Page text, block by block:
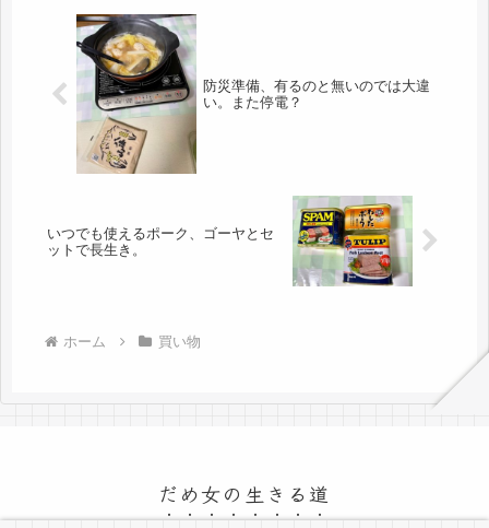
防災準備、有るのと無いのでは大違
い。また停電？
いつでも使えるポーク、ゴーヤとセ
ットで長生き。
ホーム 買い物
だめ女の生きる道